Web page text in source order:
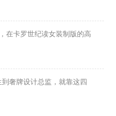
在卡罗世纪读女装制版的高
奢牌设计总监，就靠这四